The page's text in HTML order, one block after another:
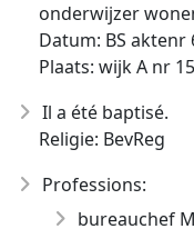
onderwijzer
Datum: BS aktenr
Plaats: wijk A nr
Il a été baptisé.
Religie: BevReg
Professions:
bureauchef